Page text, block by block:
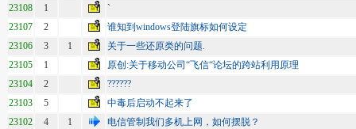
23108
1
`
23107
2
谁知到windows登陆旗标如何设定
23106
3 1
关于一些还原类的问题.
23105
1
原创:关于移动公司“飞信“论坛的跨站利用原理
23104
2
??????
23103
5
中毒后启动不起来了
23102
4 1
电信管制我们多机上网，如何摆脱？